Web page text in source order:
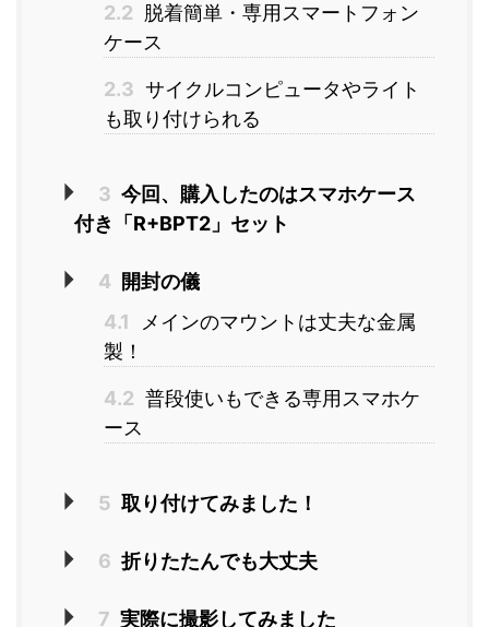
2.2 脱着簡単・専用スマートフォン
ケース
2.3 サイクルコンピュータやライト
も取り付けられる
3 今回、購入したのはスマホケース
付き「R+BPT2」セット
4
開封の儀
4.1
メインのマウントは丈夫な金属
製！
4.2 普段使いもできる専用スマホケ
ース
5 取り付けてみました！
6 折りたたんでも大丈夫
7 実際に撮影してみました